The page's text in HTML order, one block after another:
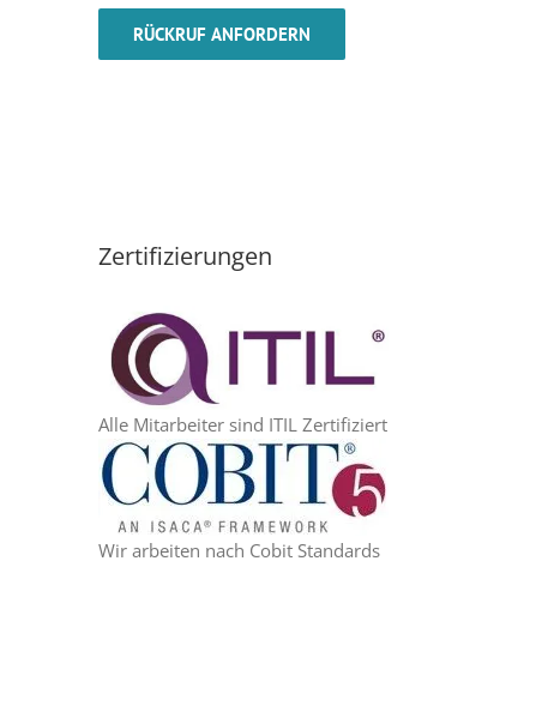
Zertifizierungen
Alle Mitarbeiter sind ITIL Zertifiziert
Wir arbeiten nach Cobit Standards